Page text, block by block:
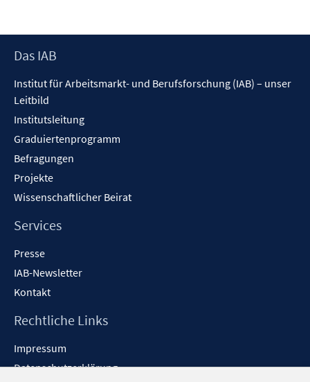
Footer
Das IAB
Institut für Arbeitsmarkt- und Berufsforschung (IAB) – unser
Leitbild
Institutsleitung
Graduiertenprogramm
Befragungen
Projekte
Wissenschaftlicher Beirat
Services
Presse
IAB-Newsletter
Kontakt
Rechtliche Links
Impressum
Datenschutzerklärung